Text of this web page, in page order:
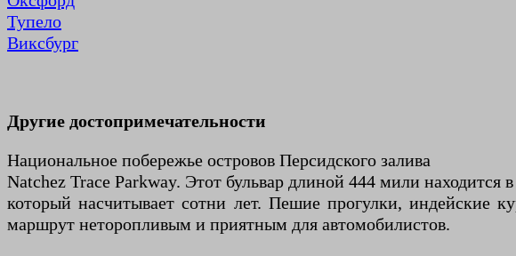
Тупело
Виксбург
Другие достопримечательности
Национальное побережье островов Персидского залива
Natchez Trace Parkway. Этот бульвар длиной 444 мили
который насчитывает сотни лет. Пешие прогулки, индейские
маршрут неторопливым и приятным для автомобилистов.